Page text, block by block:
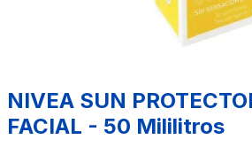
NIVEA SUN
FACIAL - 50 Mililitros